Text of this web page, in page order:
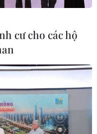
KHÚC THANH
cư cho các hộ